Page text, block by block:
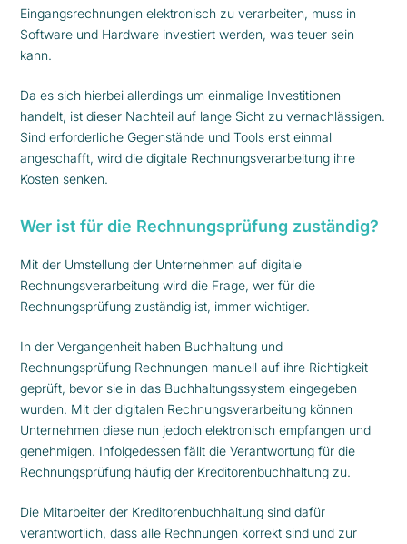
Eingangsrechnungen elektronisch zu verarbeiten, muss in
Software und Hardware investiert werden, was teuer sein
kann.
Da es sich hierbei allerdings um einmalige Investitionen
handelt, ist dieser Nachteil auf lange Sicht zu vernachlässigen.
Sind erforderliche Gegenstände und Tools erst einmal
angeschafft, wird die digitale Rechnungsverarbeitung ihre
Kosten senken.
Wer ist für die Rechnungsprüfung zuständig?
Mit der Umstellung der Unternehmen auf digitale
Rechnungsverarbeitung wird die Frage, wer für die
Rechnungsprüfung zuständig ist, immer wichtiger.
In der Vergangenheit haben Buchhaltung und
Rechnungsprüfung Rechnungen manuell auf ihre Richtigkeit
geprüft, bevor sie in das Buchhaltungssystem eingegeben
wurden. Mit der digitalen Rechnungsverarbeitung können
Unternehmen diese nun jedoch elektronisch empfangen und
genehmigen. Infolgedessen fällt die Verantwortung für die
Rechnungsprüfung häufig der Kreditorenbuchhaltung zu.
Die Mitarbeiter der Kreditorenbuchhaltung sind dafür
verantwortlich, dass alle Rechnungen korrekt sind und zur